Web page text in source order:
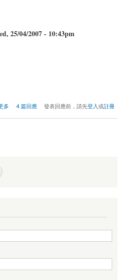
25/04/2007 - 10:43pm
多 4 篇回應 發表回應前，請先登入或註冊